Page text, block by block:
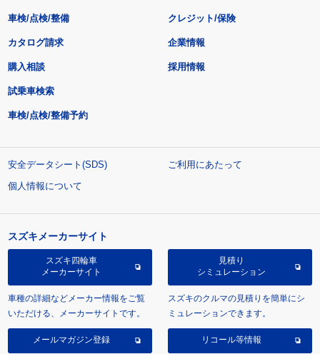
車検/点検/整備 クレジット/保険
カタログ請求
購入相談
試乗車検索
車検/点検/整備予約
企業情報
採用情報
安全データシート(SDS)
ご利用にあたって
個人情報について
スズキメーカーサイト
スズキ四輪車
メーカーサイト
車種の詳細などメーカー情報をご覧
いただける、メーカーサイトです。
見積り
シミュレーション
スズキのクルマの見積りを簡単にシ
ミュレーションできます。
メールマガジン登録 リコール等情報